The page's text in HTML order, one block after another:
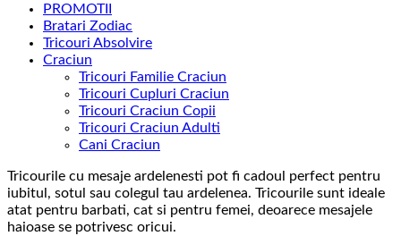
PROMOTII
Bratari Zodiac
Tricouri Absolvire
Craciun
Tricouri Familie Craciun
Tricouri Cupluri Craciun
Tricouri Craciun Copii
Tricouri Craciun Adulti
Cani Craciun
Tricourile cu mesaje ardelenesti pot fi cadoul perfect pentru
iubitul, sotul sau colegul tau ardelenea. Tricourile sunt ideale
atat pentru barbati, cat si pentru femei, deoarece mesajele
haioase se potrivesc oricui.